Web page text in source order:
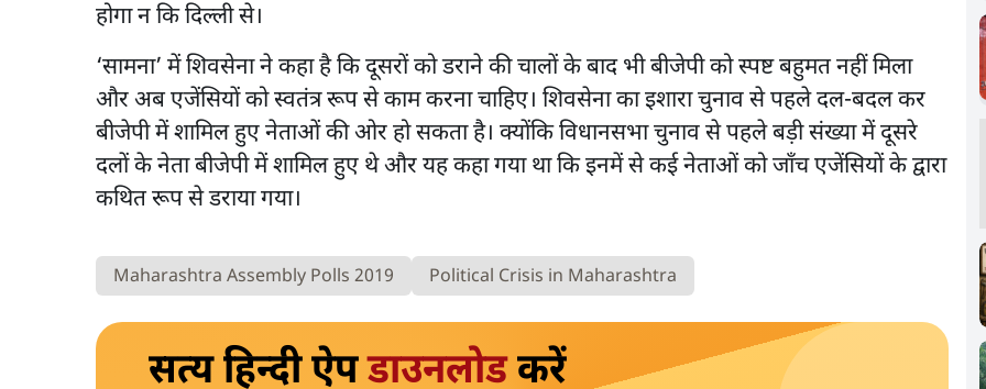
होगा न कि दिल्ली से।
‘सामना’ में शिवसेना ने कहा है कि दूसरों को डराने की चालों के बाद भी बीजेपी को स्पष्ट बहुमत नहीं मिला
और अब एजेंसियों को स्वतंत्र रूप से काम करना चाहिए। शिवसेना का इशारा चुनाव से पहले दल-बदल कर
बीजेपी में शामिल हुए नेताओं की ओर हो सकता है। क्योंकि विधानसभा चुनाव से पहले बड़ी संख्या में दूसरे
दलों के नेता बीजेपी में शामिल हुए थे और यह कहा गया था कि इनमें से कई नेताओं को जाँच एजेंसियों के द्वारा
कथित रूप से डराया गया।
Maharashtra Assembly Polls 2019 Political Crisis in Maharashtra
सत्य हिन्दी ऐपडाउनलोडकरें